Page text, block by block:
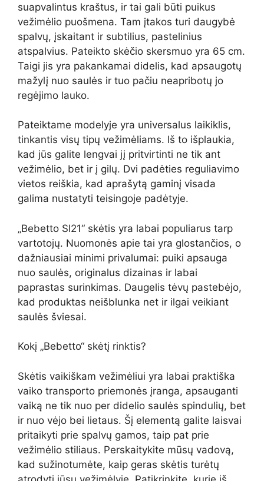
suapvalintus kraštus, ir tai gali būti puikus
vežimėlio puošmena. Tam įtakos turi daugybė
spalvų, įskaitant ir subtilius, pastelinius
atspalvius. Pateikto skėčio skersmuo yra 65 cm.
Taigi jis yra pakankamai didelis, kad apsaugotų
mažylį nuo saulės ir tuo pačiu neapribotų jo
regėjimo lauko.
Pateiktame modelyje yra universalus laikiklis,
tinkantis visų tipų vežimėliams. Iš to išplaukia,
kad jūs galite lengvai jį pritvirtinti ne tik ant
vežimėlio, bet ir į gilų. Dvi padėties reguliavimo
vietos reiškia, kad aprašytą gaminį visada
galima nustatyti teisingoje padėtyje.
„Bebetto Sl21“ skėtis yra labai populiarus tarp
vartotojų. Nuomonės apie tai yra glostančios, o
dažniausiai minimi privalumai: puiki apsauga
nuo saulės, originalus dizainas ir labai
paprastas surinkimas. Daugelis tėvų pastebėjo,
kad produktas neišblunka net ir ilgai veikiant
saulės šviesai.
Kokį „Bebetto“ skėtį rinktis?
Skėtis vaikiškam vežimėliui yra labai praktiška
vaiko transporto priemonės įranga, apsauganti
vaiką ne tik nuo per didelio saulės spindulių, bet
ir nuo vėjo bei lietaus. Šį elementą galite laisvai
pritaikyti prie spalvų gamos, taip pat prie
vežimėlio stiliaus. Perskaitykite mūsų vadovą,
kad sužinotumėte, kaip geras skėtis turėtų